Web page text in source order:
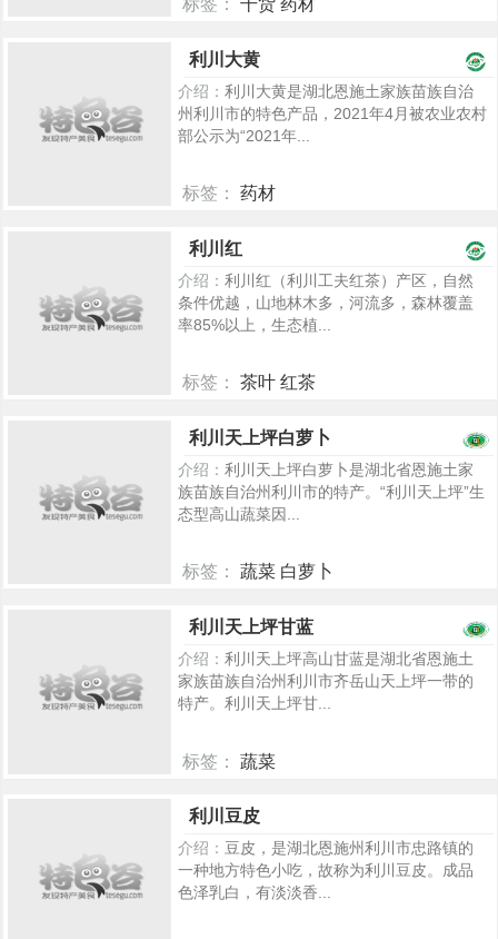
标签： 干货 药材
利川大黄
介绍： 利川大黄是湖北恩施土家族苗族自治
州利川市的特色产品，2021年4月被农业农村
部公示为“2021年...
标签： 药材
利川红
介绍： 利川红（利川工夫红茶）产区，自然
条件优越，山地林木多，河流多，森林覆盖
率85%以上，生态植...
标签： 茶叶 红茶
利川天上坪白萝卜
介绍： 利川天上坪白萝卜是湖北省恩施土家
族苗族自治州利川市的特产。“利川天上坪”生
态型高山蔬菜因...
标签： 蔬菜 白萝卜
利川天上坪甘蓝
介绍： 利川天上坪高山甘蓝是湖北省恩施土
家族苗族自治州利川市齐岳山天上坪一带的
特产。利川天上坪甘...
标签： 蔬菜
利川豆皮
介绍： 豆皮，是湖北恩施州利川市忠路镇的
一种地方特色小吃，故称为利川豆皮。成品
色泽乳白，有淡淡香...